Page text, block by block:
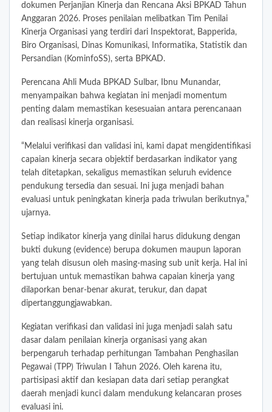
dokumen Perjanjian Kinerja dan Rencana Aksi BPKAD Tahun
Anggaran 2026. Proses penilaian melibatkan Tim Penilai
Kinerja Organisasi yang terdiri dari Inspektorat, Bapperida,
Biro Organisasi, Dinas Komunikasi, Informatika, Statistik dan
Persandian (KominfoSS), serta BPKAD.
Perencana Ahli Muda BPKAD Sulbar, Ibnu Munandar,
menyampaikan bahwa kegiatan ini menjadi momentum
penting dalam memastikan kesesuaian antara perencanaan
dan realisasi kinerja organisasi.
“Melalui verifikasi dan validasi ini, kami dapat mengidentifikasi
capaian kinerja secara objektif berdasarkan indikator yang
telah ditetapkan, sekaligus memastikan seluruh evidence
pendukung tersedia dan sesuai. Ini juga menjadi bahan
evaluasi untuk peningkatan kinerja pada triwulan berikutnya,”
ujarnya.
Setiap indikator kinerja yang dinilai harus didukung dengan
bukti dukung (evidence) berupa dokumen maupun laporan
yang telah disusun oleh masing-masing sub unit kerja. Hal ini
bertujuan untuk memastikan bahwa capaian kinerja yang
dilaporkan benar-benar akurat, terukur, dan dapat
dipertanggungjawabkan.
Kegiatan verifikasi dan validasi ini juga menjadi salah satu
dasar dalam penilaian kinerja organisasi yang akan
berpengaruh terhadap perhitungan Tambahan Penghasilan
Pegawai (TPP) Triwulan I Tahun 2026. Oleh karena itu,
partisipasi aktif dan kesiapan data dari setiap perangkat
daerah menjadi kunci dalam mendukung kelancaran proses
evaluasi ini.